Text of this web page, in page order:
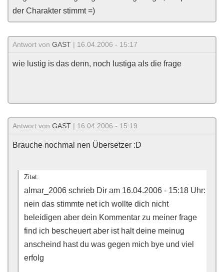
der Charakter stimmt =)
Antwort von GAST | 16.04.2006 - 15:17
wie lustig is das denn, noch lustiga als die frage
Antwort von GAST | 16.04.2006 - 15:19
Brauche nochmal nen Übersetzer :D
Zitat:
almar_2006 schrieb Dir am 16.04.2006 - 15:18 Uhr:
nein das stimmte net ich wollte dich nicht
beleidigen aber dein Kommentar zu meiner frage
find ich bescheuert aber ist halt deine meinug
anscheind hast du was gegen mich bye und viel
erfolg